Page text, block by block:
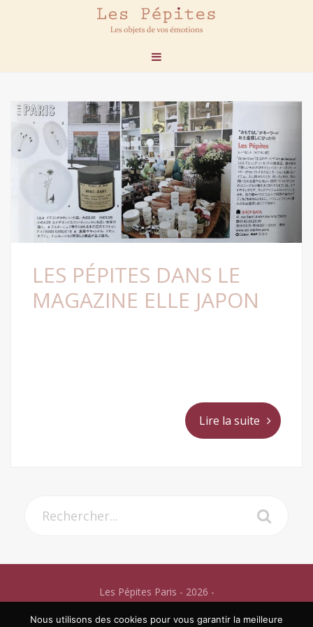
LES PÉPITES DANS LE
MAGAZINE ELLE JAPON
Lire la suite
Les Pépites Paris - 2026 -
Mentions légales
Nous utilisons des cookies pour vous garantir la meilleure